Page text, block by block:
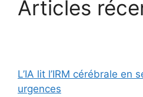
Articles
L’IA lit l’IRM cérébrale en
urgences